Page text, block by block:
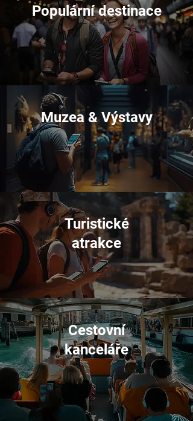
Populární destinace
Muzea & Výstavy
Turistické
atrakce
Cestovní
kanceláře